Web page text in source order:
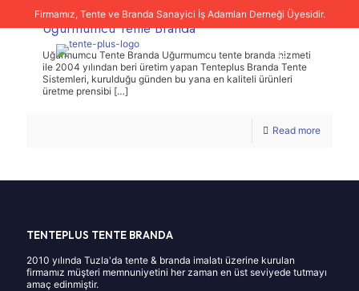
Firmamız, Tente ve Branda Sanayici İş Adamları Derneği Üyesidir.
Uğurmumcu Tente Branda
Uğurmumcu Tente Branda Uğurmumcu tente branda hizmeti
ile 2004 yılından beri üretim yapan Tenteplus Branda Tente
Sistemleri, kurulduğu günden bu yana en kaliteli ürünleri
üretme prensibi […]
Read more
TENTEPLUS TENTE BRANDA
2010 yılında Tuzla'da tente & branda imalatı üzerine kurulan
firmamız müşteri memnuniyetini her zaman en üst seviyede tutmayı
amaç edinmiştir.